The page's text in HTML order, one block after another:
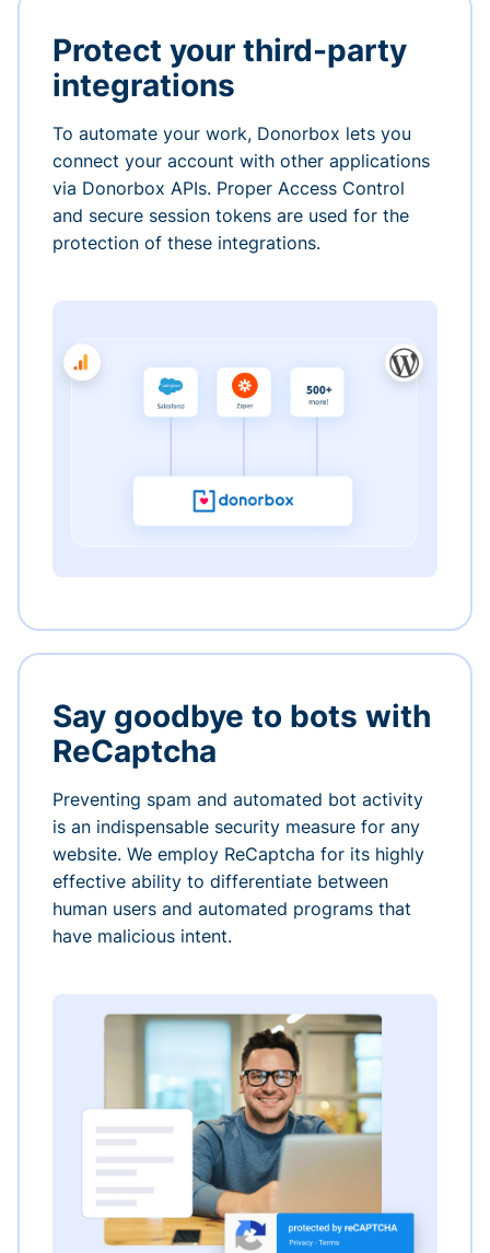
Protect your third-party
integrations
To automate your work, Donorbox lets you
connect your account with other applications
via Donorbox APIs. Proper Access Control
and secure session tokens are used for the
protection of these integrations.
Say goodbye to bots with
ReCaptcha
Preventing spam and automated bot activity
is an indispensable security measure for any
website. We employ ReCaptcha for its highly
effective ability to differentiate between
human users and automated programs that
have malicious intent.